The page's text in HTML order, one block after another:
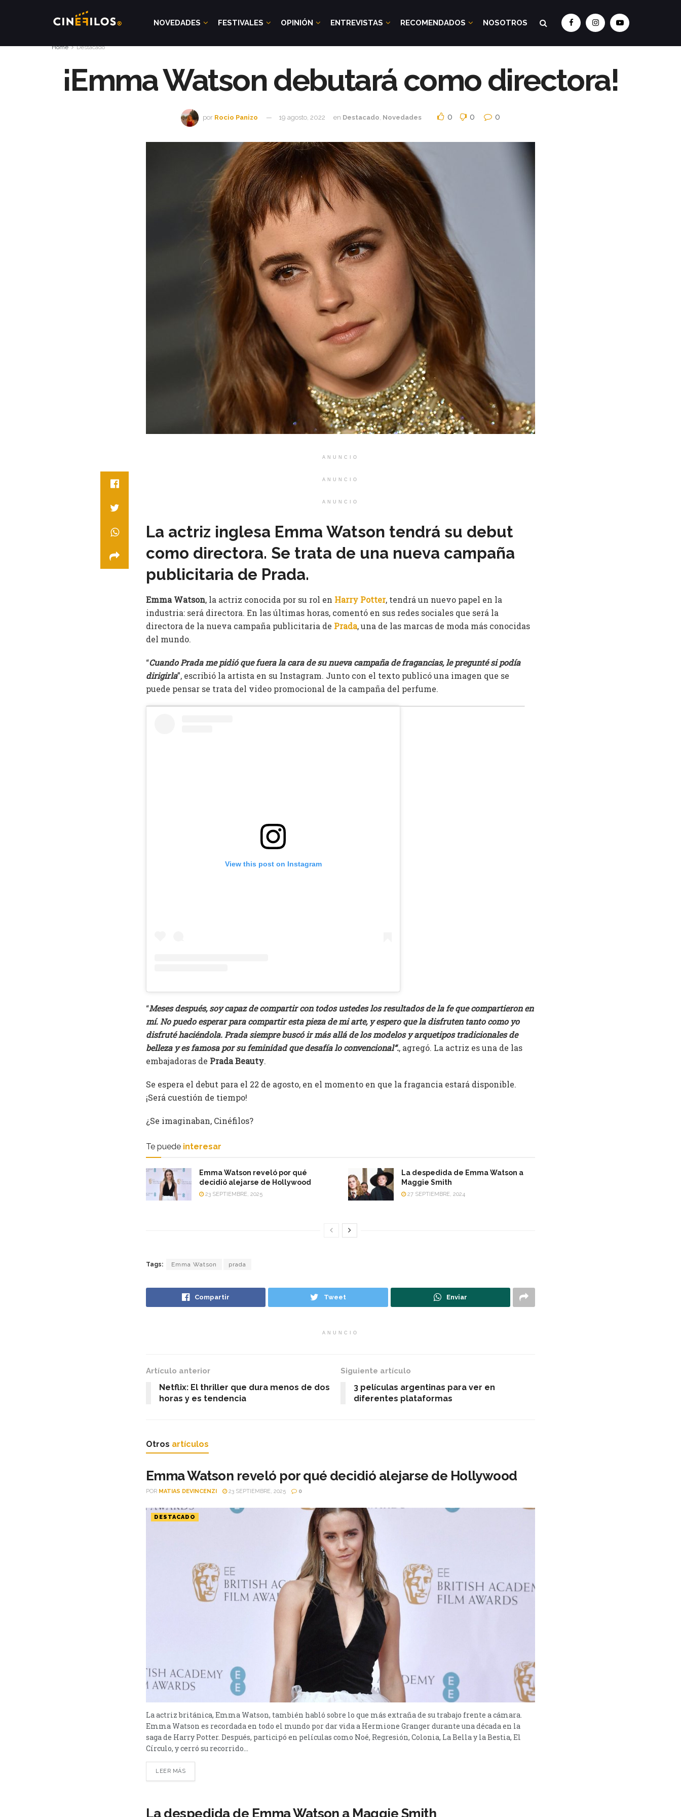
NOVEDADES FESTIVALES OPINIÓN ENTREVISTAS RECOMENDADOS NOSOTROS
Home Destacado
¡Emma Watson debutará como directora!
por Rocio Panizo 19 agosto, 2022 en Destacado Novedades 0 0 0
ANUNCIO
ANUNCIO
ANUNCIO
La actriz inglesa Emma Watson tendrá su debut
como directora. Se trata de una nueva campaña
publicitaria de Prada.
Emma Watson, la actriz conocida por su rol en Harry Potter, tendrá un nuevo papel en la
industria: será directora. En las últimas horas, comentó en sus redes sociales que será la
directora de la nueva campaña publicitaria de Prada, una de las marcas de moda más conocidas
del mundo.
“Cuando Prada me pidió que fuera la cara de su nueva campaña de fragancias, le pregunté si podía
dirigirla”, escribió la artista en su Instagram. Junto con el texto publicó una imagen que se
puede pensar se trata del video promocional de la campaña del perfume.
View this post on Instagram
“Meses después, soy capaz de compartir con todos ustedes los resultados de la fe que compartieron en
mí. No puedo esperar para compartir esta pieza de mi arte, y espero que la disfruten tanto como yo
disfruté haciéndola. Prada siempre buscó ir más allá de los modelos y arquetipos tradicionales de
belleza y es famosa por su feminidad que desafía lo convencional“., agregó. La actriz es una de las
embajadoras de Prada Beauty.
Se espera el debut para el 22 de agosto, en el momento en que la fragancia estará disponible.
¡Será cuestión de tiempo!
¿Se imaginaban, Cinéfilos?
Te puede interesar
Emma Watson reveló por qué
decidió alejarse de Hollywood
23 SEPTIEMBRE, 2025
La despedida de Emma Watson a
Maggie Smith
27 SEPTIEMBRE, 2024
Tags: Emma Watson prada
Compartir Tweet Enviar
ANUNCIO
Artículo anterior
Netflix: El thriller que dura menos de dos
horas y es tendencia
Siguiente artículo
3 películas argentinas para ver en
diferentes plataformas
Otros artículos
Emma Watson reveló por qué decidió alejarse de Hollywood
POR MATIAS DEVINCENZI 23 SEPTIEMBRE, 2025 0
DESTACADO
La actriz británica, Emma Watson, también habló sobre lo que más extraña de su trabajo frente a cámara.
Emma Watson es recordada en todo el mundo por dar vida a Hermione Granger durante una década en la
saga de Harry Potter. Después, participó en películas como Noé, Regresión, Colonia, La Bella y la Bestia, El
Círculo, y cerró su recorrido...
LEER MÁS
La despedida de Emma Watson a Maggie Smith